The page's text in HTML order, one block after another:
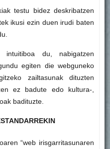
testu bidez deskribatzen
ikusi ezin duen irudi baten
du, nabigatzen
egiten die webguneko
zailtasunak dituzten
ez badute edo kultura-,
badituzte.
“web irisgarritasunaren